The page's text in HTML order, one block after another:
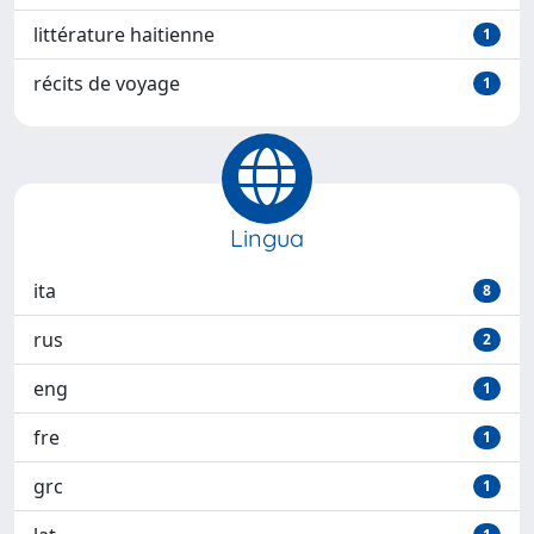
littérature haitienne 1
récits de voyage 1
Lingua
ita 8
rus 2
eng 1
fre 1
grc 1